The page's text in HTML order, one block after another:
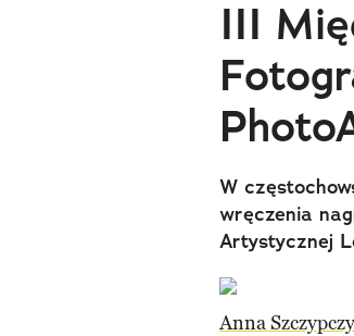
III
W
wręczenia
Artystycznej
Anna